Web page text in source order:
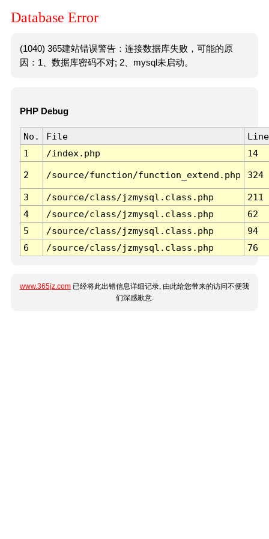
Database Error
(1040) 365建站错误警告：连接数据库失败，可能的原
因：1、数据库密码不对; 2、mysql未启动。
PHP Debug
No. File
Line
1
/index.php 14
2 /source/function/function_extend.php 324
3 /source/class/jzmysql.class.php
211
4
/source/class/jzmysql.class.php
62
5
/source/class/jzmysql.class.php
94
6
/source/class/jzmysql.class.php 76
www.365jz.com 已经将此出错信息详细记录, 由此给您带来的访问不便我
们深感歉意.